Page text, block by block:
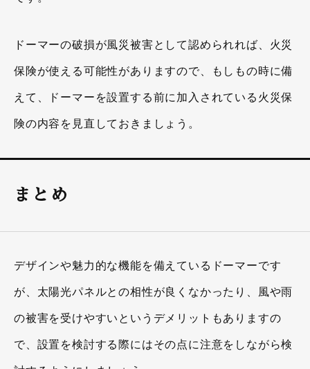
ドーマーの破損が風災被害として認められれば、火災
保険が使える可能性がありますので、もしもの時に備
えて、ドーマーを設置する前に加入されている火災保
険の内容を見直しておきましょう。
まとめ
デザインや魅力的な機能を備えているドーマーです
が、太陽光パネルとの相性が良くなかったり、風や雨
の被害を受けやすいというデメリットもありますの
で、設置を検討する際にはその点に注意をしながら検